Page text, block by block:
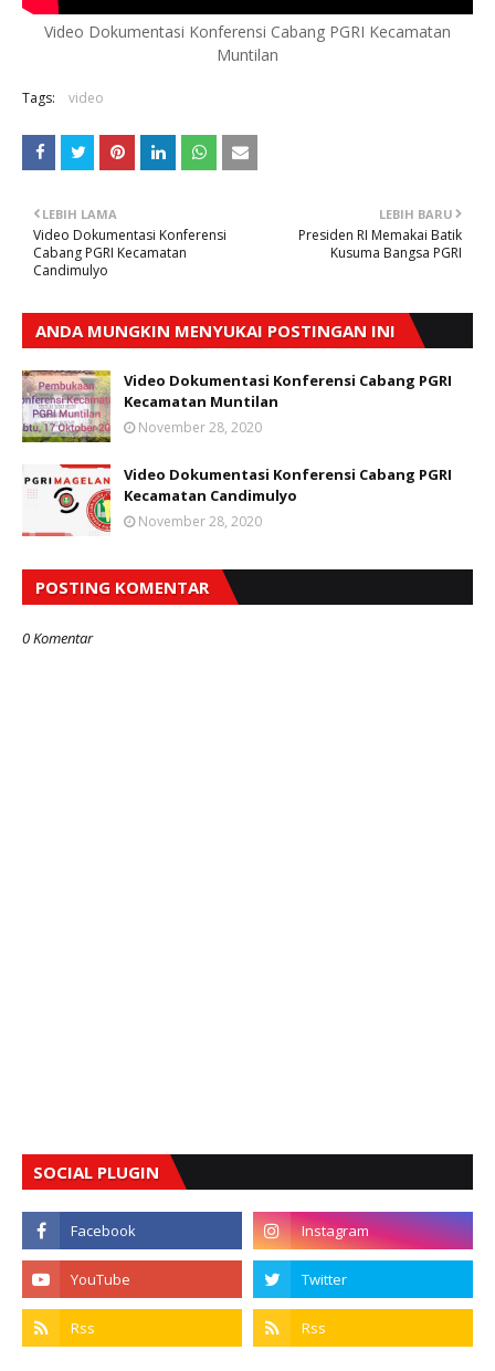
Video Dokumentasi Konferensi Cabang PGRI Kecamatan
Muntilan
Tags: video
LEBIH BARU
Presiden RI Memakai Batik
Kusuma Bangsa PGRI
LEBIH LAMA
Video Dokumentasi Konferensi
Cabang PGRI Kecamatan
Candimulyo
ANDA MUNGKIN MENYUKAI POSTINGAN INI
Video Dokumentasi Konferensi Cabang PGRI
Kecamatan Muntilan
November 28, 2020
Video Dokumentasi Konferensi Cabang PGRI
Kecamatan Candimulyo
November 28, 2020
POSTING KOMENTAR
0 Komentar
SOCIAL PLUGIN